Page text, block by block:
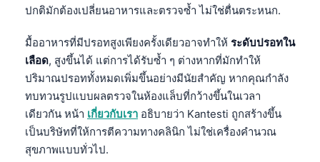
ปกติมักต้องเปลี่ยนอาหารและตรวจซ้ำ ไม่ใช่ตื่นตระหนก.
มื้ออาหารที่มีปรอทสูงเพียงครั้งเดียวอาจทำให้ ระดับปรอทใน
เลือด, สูงขึ้นได้ แต่การได้รับซ้ำ ๆ ต่างหากที่มักทำให้
ปริมาณปรอททั้งหมดเพิ่มขึ้นอย่างมีนัยสำคัญ หากคุณกำลัง
ทบทวนรูปแบบผลตรวจในห้องแล็บที่กว้างขึ้นในเวลา
เดียวกัน หน้า เกี่ยวกับเรา อธิบายว่า Kantesti ถูกสร้างขึ้น
เป็นบริษัทที่ให้การตีความทางคลินิก ไม่ใช่เครื่องคำนวณ
สุขภาพแบบทั่วไป.